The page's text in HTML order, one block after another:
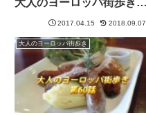
大人のヨーロッパ街歩き
2017.04.15 2018.09.07
大人のヨーロッパ街歩き